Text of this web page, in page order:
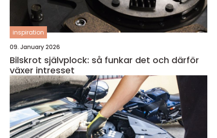
inspiration
09. January 2026
Bilskrot självplock: så funkar det och därför
växer intresset